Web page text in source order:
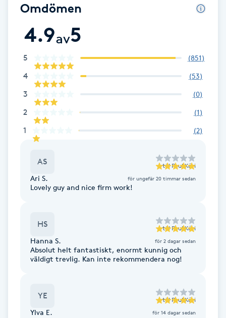
Celluliter
Coachning
Color correction
Cryoterapi
Damklippning
Dermapen
Diamantslipning
Extensions
Eyeliner-tatuering
Omdömen
4.9av5
5 (851)
4 (53)
3 (0)
2 (1)
1 (2)
AS till Poul Kéri
Ari S. för ungefär 20 timmar sedan
Lovely guy and nice firm work!
HS till Poul Kéri
Hanna S. för 2 dagar sedan
Absolut helt fantastiskt, enormt kunnig och
väldigt trevlig. Kan inte rekommendera nog!
YE till Poul Kéri
Ylva E. för 14 dagar sedan